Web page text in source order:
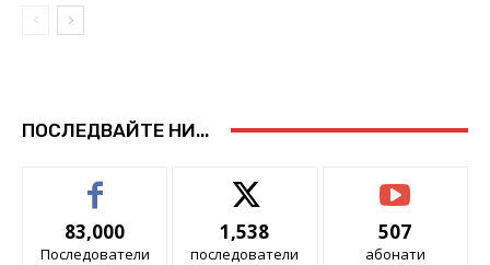
ПОСЛЕДВАЙТЕ НИ...
83,000
Последователи
1,538
последователи
507
абонати